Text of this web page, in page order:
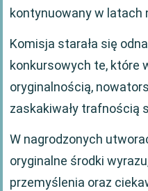
kontynuowany w latach
Komisja starała się
konkursowych te, które
oryginalnością,
zaskakiwały trafnością
W nagrodzonych
oryginalne środki
przemyślenia oraz